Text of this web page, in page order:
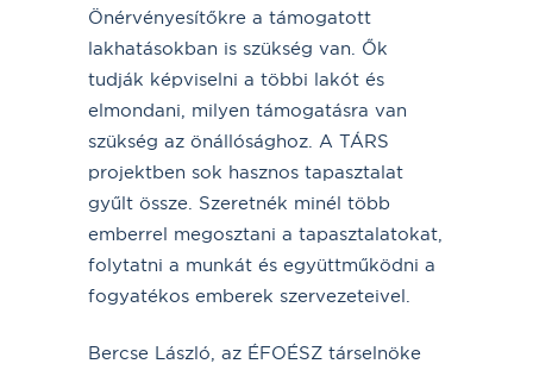
Önérvényesítőkre a támogatott
lakhatásokban is szükség van. Ők
tudják képviselni a többi lakót és
elmondani, milyen támogatásra van
szükség az önállósághoz. A TÁRS
projektben sok hasznos tapasztalat
gyűlt össze. Szeretnék minél több
emberrel megosztani a tapasztalatokat,
folytatni a munkát és együttműködni a
fogyatékos emberek szervezeteivel.
Bercse László, az ÉFOÉSZ társelnöke